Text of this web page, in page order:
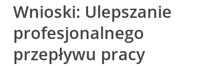
Wnioski: Ulepszanie
profesjonalnego
przepływu pracy